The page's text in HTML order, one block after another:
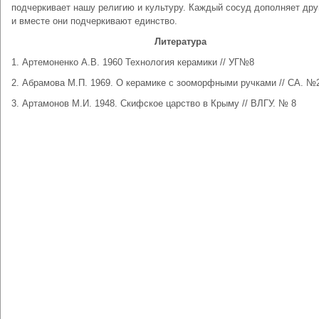
подчеркивает нашу религию и культуру. Каждый сосуд дополняет
и вместе они подчеркивают единство.
Литература
1. Артемоненко А.В. 1960 Технология керамики // УГ№8
2. Абрамова М.П. 1969. О керамике с зооморфными ручками // СА.
3. Артамонов М.И. 1948. Скифское царство в Крыму // ВЛГУ. № 8